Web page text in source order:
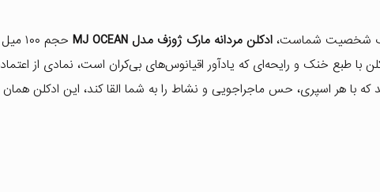
شخصیت شماست، ادکلن مردانه مارک ژوزف مدل MJ OCEAN
حجم
با طبع خنک و رایحه‌ای که یادآور اقیانوس‌های بی‌کران است، نمادی از
با هر اسپری، حس ماجراجویی و نشاط را به شما القا کند، این ادکلن همان